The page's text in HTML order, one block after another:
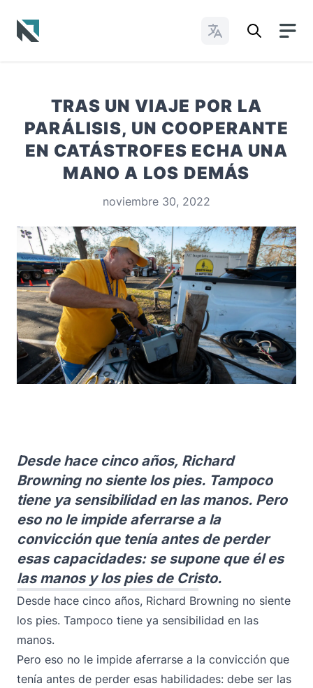
Cambiar idioma
TRAS UN VIAJE POR LA
PARÁLISIS, UN COOPERANTE
EN CATÁSTROFES ECHA UNA
MANO A LOS DEMÁS
noviembre 30, 2022
Desde hace cinco años, Richard
Browning no siente los pies. Tampoco
tiene ya sensibilidad en las manos. Pero
eso no le impide aferrarse a la
convicción que tenía antes de perder
esas capacidades: se supone que él es
las manos y los pies de Cristo.
Desde hace cinco años, Richard Browning no siente
los pies. Tampoco tiene ya sensibilidad en las
manos.
Pero eso no le impide aferrarse a la convicción que
tenía antes de perder esas habilidades: debe ser las